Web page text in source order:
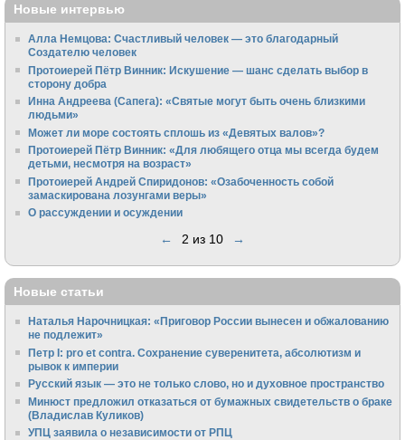
Новые интервью
Алла Немцова: Счастливый человек — это благодарный
Создателю человек
Протоиерей Пётр Винник: Искушение — шанс сделать выбор в
сторону добра
Инна Андреева (Сапега): «Святые могут быть очень близкими
людьми»
Может ли море состоять сплошь из «Девятых валов»?
Протоиерей Пётр Винник: «Для любящего отца мы всегда будем
детьми, несмотря на возраст»
Протоиерей Андрей Спиридонов: «Озабоченность собой
замаскирована лозунгами веры»
О рассуждении и осуждении
← 2 из 10 →
Новые статьи
Наталья Нарочницкая: «Приговор России вынесен и обжалованию
не подлежит»
Петр I: pro et contra. Сохранение суверенитета, абсолютизм и
рывок к империи
Русский язык — это не только слово, но и духовное пространство
Минюст предложил отказаться от бумажных свидетельств о браке
(Владислав Куликов)
УПЦ заявила о независимости от РПЦ